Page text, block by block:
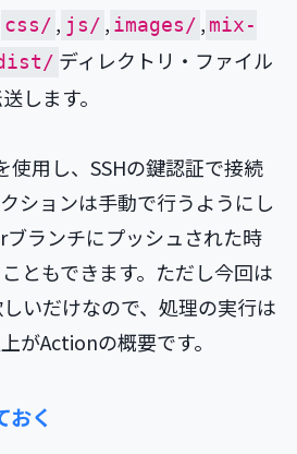
css/ , js/ , images/ , mix-
ディレクトリ・ファイル
します。
使用し、SSHの鍵認証で接続
ションは手動で行うようにし
ランチにプッシュされた時
ともできます。ただし今回は
いだけなので、処理の実行は
がActionの概要です。
おく